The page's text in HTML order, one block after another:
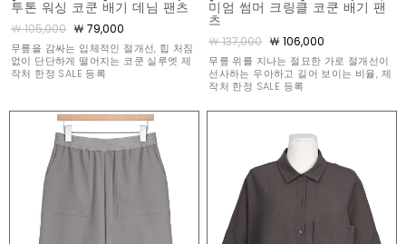
투톤 워싱 코쿤 배기 데님 팬츠
￦ 105,000 ￦ 79,000
무릎을 감싸는 입체적인 절개선, 힙 처짐
없이 단단하게 떨어지는 코쿤 실루엣 제
작처 한정 SALE 등록
미엄 썸머 크링클 코쿤 배기 팬
츠
￦ 137,000 ￦ 106,000
무릎 위를 지나는 절묘한 가로 절개선이
선사하는 우아하고 길어 보이는 비율, 제
작처 한정 SALE 등록